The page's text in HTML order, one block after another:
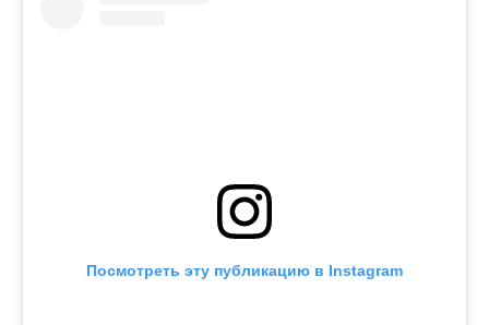
Посмотреть эту публикацию в Instagram